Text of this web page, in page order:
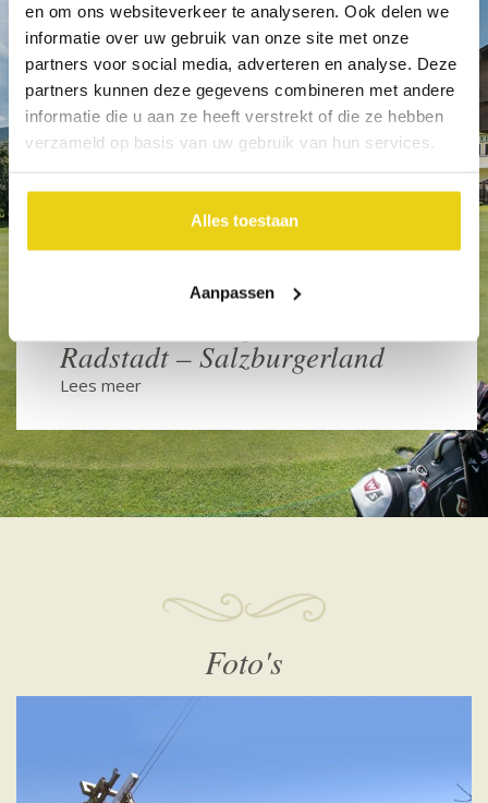
en om ons websiteverkeer te analyseren. Ook delen we
informatie over uw gebruik van onze site met onze
partners voor social media, adverteren en analyse. Deze
partners kunnen deze gegevens combineren met andere
informatie die u aan ze heeft verstrekt of die ze hebben
verzameld op basis van uw gebruik van hun services.
Alles toestaan
Aanpassen
Verblijf
Radstadt – Salzburgerland
Lees meer
Foto's